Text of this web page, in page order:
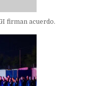
firman acuerdo.